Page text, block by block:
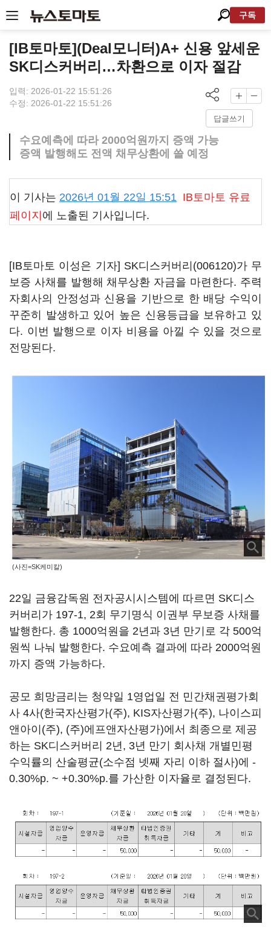
구독
[IB토마토](Deal모니터)A+ 신용 앞세운
SK디스커버리…차환으로 이자 절감
입력: 2026-01-22 15:51:26
수정: 2026-01-22 15:51:26
답글쓰기
수요예측에 따라 2000억원까지 증액 가능
증액 발행해도 전액 채무상환에 쓸 예정
이 기사는 2026년 01월 22일 15:51 IB토마토 유료
페이지 에 노출된 기사입니다.
[IB토마토 이성은 기자] SK디스커버리(006120)가 무
보증 사채를 발행해 채무상환 자금을 마련한다. 주력
자회사의 안정성과 신용을 기반으로 한 배당 수익이
꾸준히 발생하고 있어 높은 신용등급을 보유하고 있
다. 이번 발행으로 이자 비용을 아낄 수 있을 것으로
전망된다.
(사진=SK케미칼)
22일 금융감독원 전자공시시스템에 따르면 SK디스
커버리가 197-1, 2회 무기명식 이권부 무보증 사채를
발행한다. 총 1000억원을 2년과 3년 만기로 각 500억
원씩 나눠 발행한다. 수요예측 결과에 따라 2000억원
까지 증액 가능하다.
공모 희망금리는 청약일 1영업일 전 민간채권평가회
사 4사(한국자산평가(주), KIS자산평가(주), 나이스피
앤아이(주), (주)에프앤자산평가)에서 최종으로 제공
하는 SK디스커버리 2년, 3년 만기 회사채 개별민평
수익률의 산술평균(소수점 넷째 자리 이하 절사)에 -
0.30%p. ~ +0.30%p.를 가산한 이자율로 결정된다.